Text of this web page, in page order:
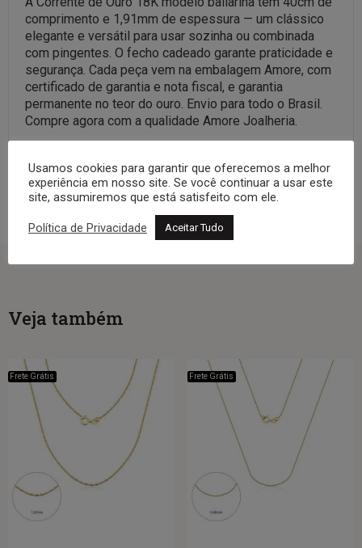
comprimento e 1,91mm de espessura — um clássico
elegante e versátil para usar sozinha ou combinada
com pingentes. O fecho cadeado garante praticidade e
segurança. Cada peça vem na embalagem Amore, com
certificado de garantia e nota fiscal, e garantia
permanente no teor do ouro. Envio para todo o Brasil.
Compre agora com a qualidade Amore Joalheria.
Veja também
Frete Grátis Frete Grátis
Usamos cookies para garantir que oferecemos a melhor
experiência em nosso site. Se você continuar a usar este
site, assumiremos que está satisfeito com ele.
Política de Privacidade Aceitar Tudo